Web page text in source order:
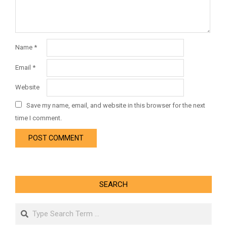
Name *
Email *
Website
Save my name, email, and website in this browser for the next
time I comment.
SEARCH
Search